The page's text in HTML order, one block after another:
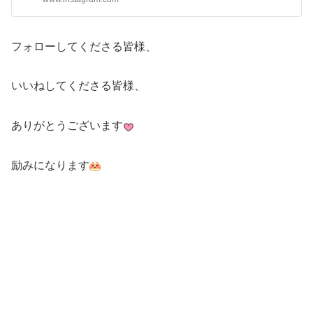
フォローしてくださる皆様、
いいねしてくださる皆様、
ありがとうございます
励みになります